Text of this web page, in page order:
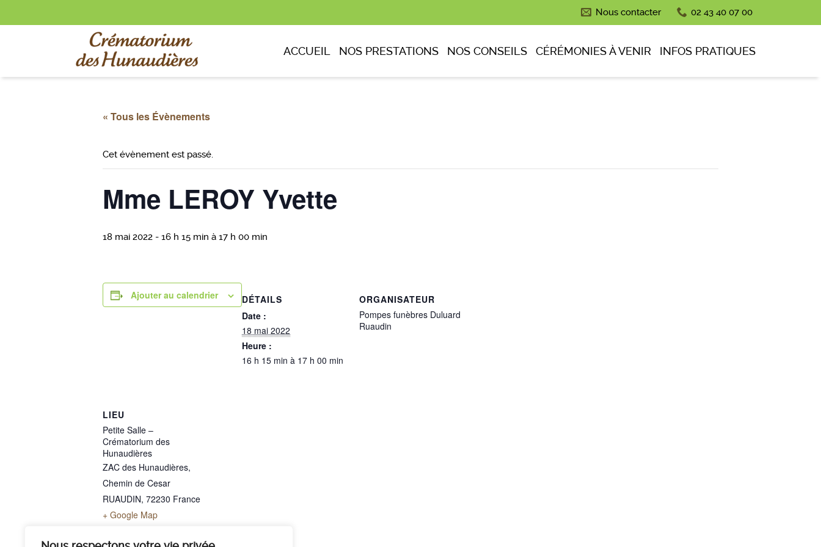
Nous contacter 02 43 40 07 00
ACCUEIL NOS PRESTATIONS NOS CONSEILS CÉRÉMONIES À VENIR INFOS PRATIQUES
« Tous les Évènements
Cet évènement est passé.
Mme LEROY Yvette
18 mai 2022 - 16 h 15 min à 17 h 00 min
Ajouter au calendrier
DÉTAILS
Date :
18 mai 2022
Heure :
16 h 15 min à 17 h 00 min
ORGANISATEUR
Pompes funèbres Duluard
Ruaudin
LIEU
Petite Salle –
Crématorium des
Hunaudières
ZAC des Hunaudières,
Chemin de Cesar
RUAUDIN, 72230 France
+ Google Map
02 43 40 07 00